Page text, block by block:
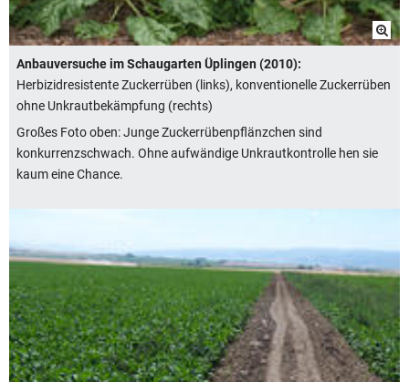
Anbauversuche im Schaugarten Üplingen (2010):
Herbizidresistente Zuckerrüben (links), konventionelle Zuckerrüben
ohne Unkrautbekämpfung (rechts)
Großes Foto oben: Junge Zuckerrübenpflänzchen sind
konkurrenzschwach. Ohne aufwändige Unkrautkontrolle hen sie
kaum eine Chance.